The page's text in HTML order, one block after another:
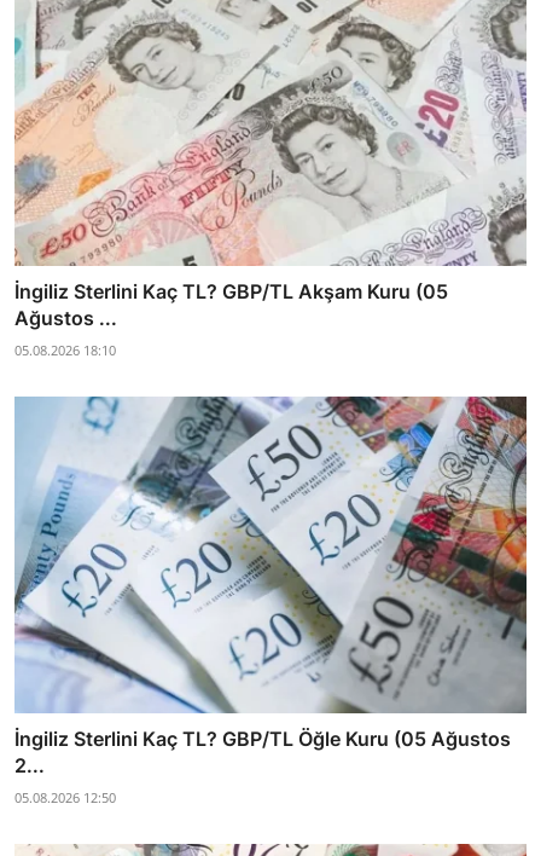
İngiliz Sterlini Kaç TL? GBP/TL Akşam Kuru (05
Ağustos ...
05.08.2026 18:10
İngiliz Sterlini Kaç TL? GBP/TL Öğle Kuru (05 Ağustos
2...
05.08.2026 12:50